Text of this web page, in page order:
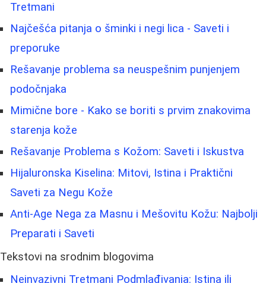
Tretmani
Najčešća pitanja o šminki i negi lica - Saveti i
preporuke
Rešavanje problema sa neuspešnim punjenjem
podočnjaka
Mimične bore - Kako se boriti s prvim znakovima
starenja kože
Rešavanje Problema s Kožom: Saveti i Iskustva
Hijaluronska Kiselina: Mitovi, Istina i Praktični
Saveti za Negu Kože
Anti-Age Nega za Masnu i Mešovitu Kožu: Najbolji
Preparati i Saveti
Tekstovi na srodnim blogovima
Neinvazivni Tretmani Podmlađivanja: Istina ili